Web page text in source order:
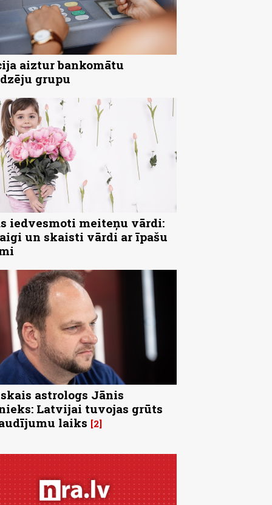
aiztur bankomātu
grupu
iedvesmoti meiteņu vārdi:
un skaisti vārdi ar īpašu
astrologs Jānis
Latvijai tuvojas grūts
laiks
2